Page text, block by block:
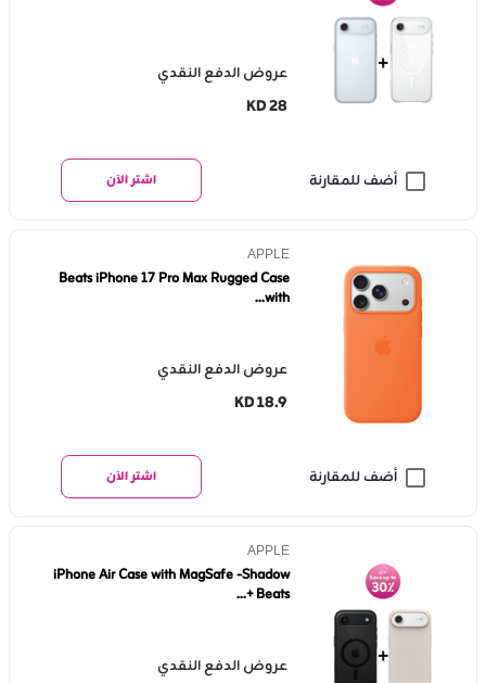
عروض الدفع النقدي
KD 28
أضف للمقارنة اشتر الآن
APPLE
Beats iPhone 17 Pro Max Rugged Case
with...
عروض الدفع النقدي
KD 18.9
أضف للمقارنة اشتر الآن
APPLE
iPhone Air Case with MagSafe -Shadow
+ Beats...
عروض الدفع النقدي